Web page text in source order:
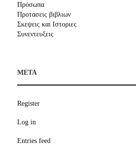
Πρόσωπα
Προτασεις βιβλιων
Σκεψεις και Ιστοριες
Συνεντευξεις
META
Register
Log in
Entries feed